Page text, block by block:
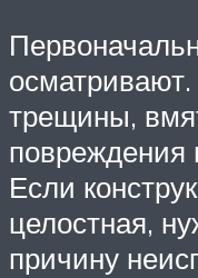
трещины,
повреждения
Если
целостная,
причину